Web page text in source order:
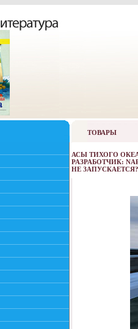
ТОВАРЫ
АСЫ ТИХОГО
РАЗРАБОТЧИК:
НЕ